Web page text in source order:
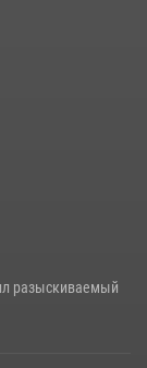
с
разыскиваемый